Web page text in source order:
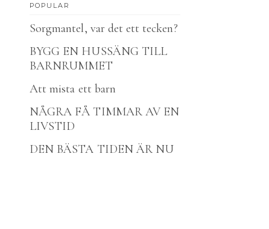
POPULAR
Sorgmantel, var det ett tecken?
BYGG EN HUSSÄNG TILL
BARNRUMMET
Att mista ett barn
NÅGRA FÅ TIMMAR AV EN
LIVSTID
DEN BÄSTA TIDEN ÄR NU